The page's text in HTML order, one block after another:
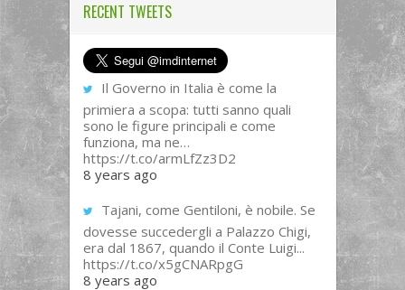
RECENT TWEETS
Il Governo in Italia è come la
primiera a scopa: tutti sanno quali
sono le figure principali e come
funziona, ma ne…
https://t.co/armLfZz3D2
8 years ago
Tajani, come Gentiloni, è nobile. Se
dovesse succedergli a Palazzo Chigi,
era dal 1867, quando il Conte Luigi...
https://t.co/x5gCNARpgG
8 years ago